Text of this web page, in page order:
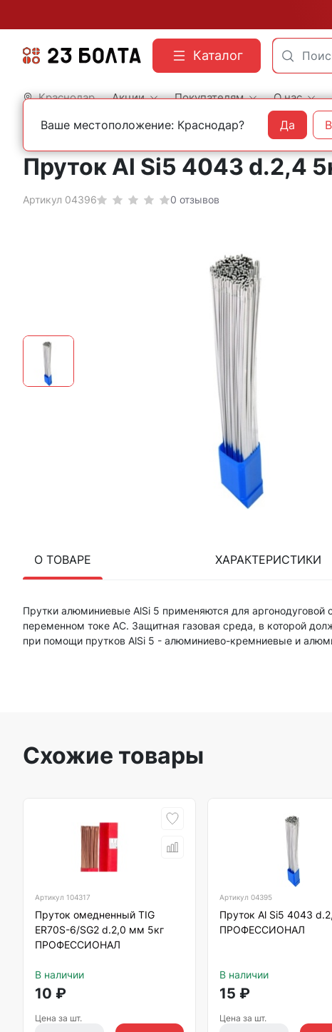
Каталог
Краснодар Акции Покупателям О нас
Главная Сварочные материалы Электроды и проволока
Пруток Al Si5 4043
Артикул 04396 0 отзывов
О ТОВАРЕ ХАРАКТЕРИСТИКИ
Прутки алюминиевые AlSi 5 применяются для
переменном токе АС. Защитная газовая среда, в которой
при помощи прутков AlSi 5 - алюминиево-кремниевые и
Схожие товары
Артикул 104317
Пруток омедненный TIG
ER70S-6/SG2 d.2,0 мм 5кг
ПРОФЕССИОНАЛ
В наличии
10 ₽
Цена за шт.
Артикул04395
Пруток Al Si5 4043
ПРОФЕССИОНАЛ
В наличии
15 ₽
Цена за шт.
Ваше местоположение: Краснодар? Да